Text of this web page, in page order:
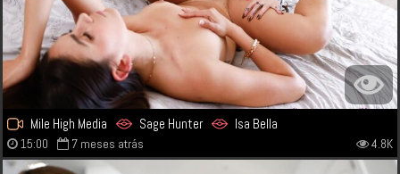
Mile High Media Sage Hunter Isa Bella
15:00 7 meses atrás 4.8K